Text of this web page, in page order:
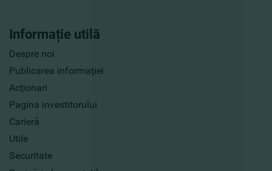
Informație utilă
Despre noi
Publicarea informaţiei
Acţionari
Pagina investitorului
Carieră
Utile
Securitate